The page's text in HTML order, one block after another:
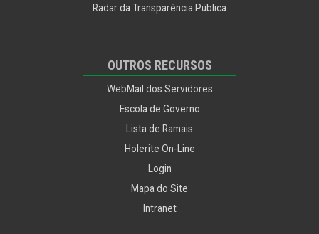
Radar da Transparência Pública
OUTROS RECURSOS
WebMail dos Servidores
Escola de Governo
Lista de Ramais
Holerite On-Line
Login
Mapa do Site
Intranet